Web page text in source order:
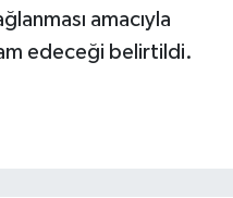
amacıyla
edeceği belirtildi.